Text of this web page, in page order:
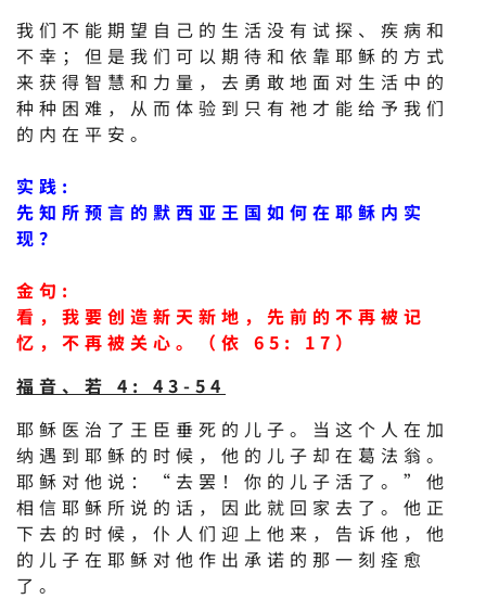
我们不能期望自己的生活没有试探、疾病和
不幸；但是我们可以期待和依靠耶稣的方式
来获得智慧和力量，去勇敢地面对生活中的
种种困难，从而体验到只有祂才能给予我们
的内在平安。
实践:
先知所预言的默西亚王国如何在耶稣内实
现？
金句:
看，我要创造新天新地，先前的不再被记
忆，不再被关心。（依 65: 17）
福音、若 4: 43-54
耶稣医治了王臣垂死的儿子。当这个人在加
纳遇到耶稣的时候，他的儿子却在葛法翁。
耶稣对他说：“去罢！你的儿子活了。”他
相信耶稣所说的话，因此就回家去了。他正
下去的时候，仆人们迎上他来，告诉他，他
的儿子在耶稣对他作出承诺的那一刻痊愈
了。